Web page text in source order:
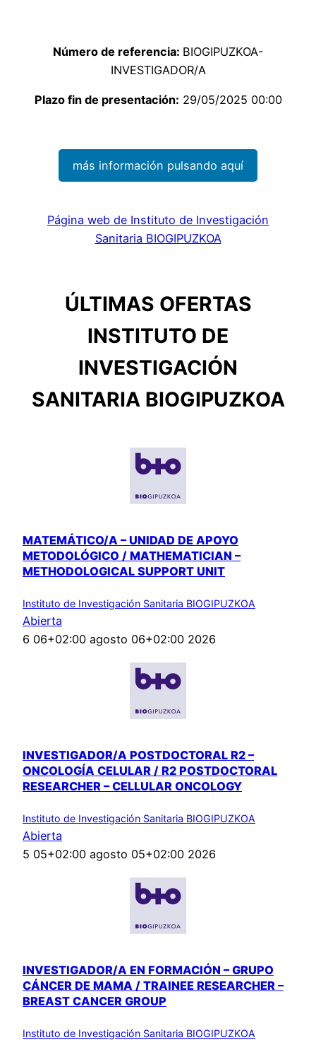
Número de referencia: BIOGIPUZKOA-
INVESTIGADOR/A
Plazo fin de presentación: 29/05/2025 00:00
más información pulsando aquí
Página web de Instituto de Investigación
Sanitaria BIOGIPUZKOA
ÚLTIMAS OFERTAS
INSTITUTO DE
INVESTIGACIÓN
SANITARIA BIOGIPUZKOA
MATEMÁTICO/A – UNIDAD DE APOYO
METODOLÓGICO / MATHEMATICIAN –
METHODOLOGICAL SUPPORT UNIT
Instituto de Investigación Sanitaria BIOGIPUZKOA
Abierta
6 06+02:00 agosto 06+02:00 2026
INVESTIGADOR/A POSTDOCTORAL R2 –
ONCOLOGÍA CELULAR / R2 POSTDOCTORAL
RESEARCHER – CELLULAR ONCOLOGY
Instituto de Investigación Sanitaria BIOGIPUZKOA
Abierta
5 05+02:00 agosto 05+02:00 2026
INVESTIGADOR/A EN FORMACIÓN – GRUPO
CÁNCER DE MAMA / TRAINEE RESEARCHER –
BREAST CANCER GROUP
Instituto de Investigación Sanitaria BIOGIPUZKOA